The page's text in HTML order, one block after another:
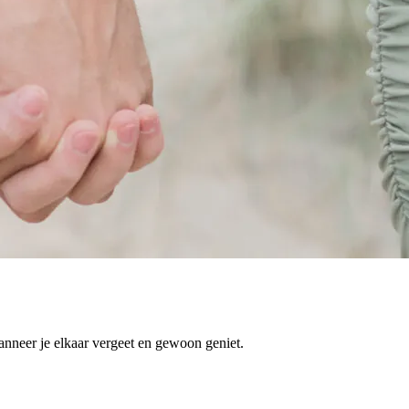
je elkaar vergeet en gewoon geniet.